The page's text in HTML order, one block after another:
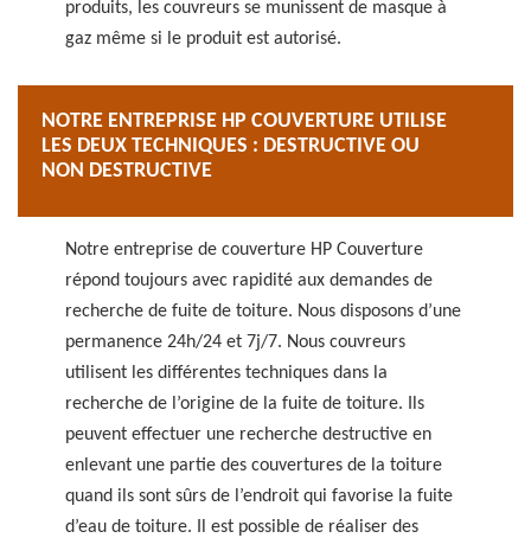
produits, les couvreurs se munissent de masque à
gaz même si le produit est autorisé.
NOTRE ENTREPRISE HP COUVERTURE UTILISE
LES DEUX TECHNIQUES : DESTRUCTIVE OU
NON DESTRUCTIVE
Notre entreprise de couverture HP Couverture
répond toujours avec rapidité aux demandes de
recherche de fuite de toiture. Nous disposons d’une
permanence 24h/24 et 7j/7. Nous couvreurs
utilisent les différentes techniques dans la
recherche de l’origine de la fuite de toiture. Ils
peuvent effectuer une recherche destructive en
enlevant une partie des couvertures de la toiture
quand ils sont sûrs de l’endroit qui favorise la fuite
d’eau de toiture. Il est possible de réaliser des